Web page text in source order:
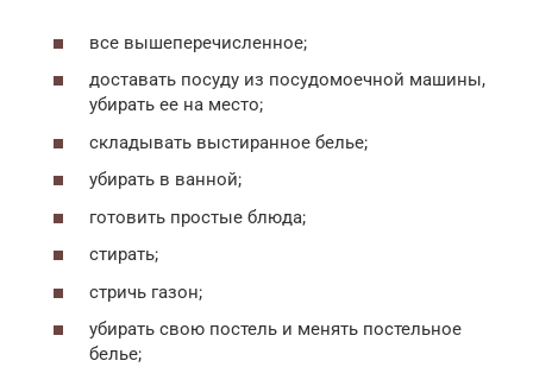
все вышеперечисленное;
доставать посуду из посудомоечной машины,
убирать ее на место;
складывать выстиранное белье;
убирать в ванной;
готовить простые блюда;
стирать;
стричь газон;
убирать свою постель и менять постельное
белье;